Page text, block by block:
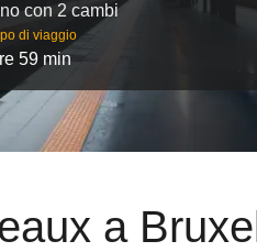
con 2 cambi
di viaggio
59 min
a